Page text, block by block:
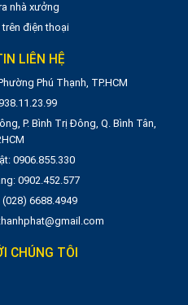
nhà xưởng
trên điện thoại
LIÊN HỆ
Phú Thạnh, TP.HCM
P. Bình Trị Đông, Q. Bình Tân,
0906.855.330
0902.452.577
6688.4949
CHÚNG TÔI